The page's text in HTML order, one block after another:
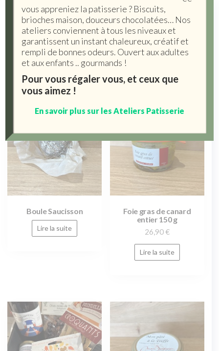
Pâtés, rillettes
Pâtés, rillettes
Affichage de 1–12 sur 15 résultats
Boule Saucisson
Lire la suite
Foie gras de canard
entier 150 g
26,90 €
Lire la suite
vous appreniez la patisserie ? Biscuits,
brioches maison, douceurs chocolatées… Nos
ateliers conviennent à tous les niveaux et
garantissent un instant chaleureux, créatif et
rempli de bonnes odeurs. Ouvert aux adultes
et aux enfants .. gourmands !
Pour vous régaler vous, et ceux que
vous aimez !
En savoir plus sur les Ateliers Patisserie